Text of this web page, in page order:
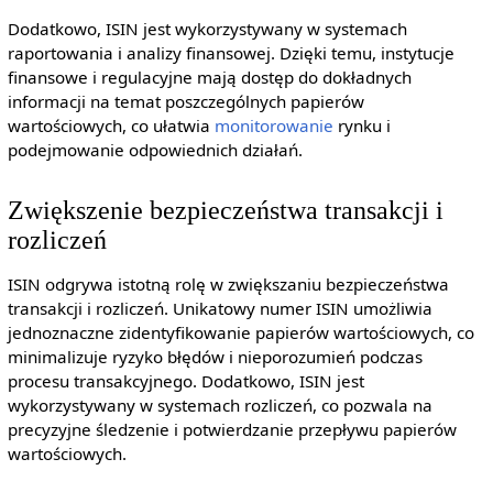
Dodatkowo, ISIN jest wykorzystywany w systemach
raportowania i analizy finansowej. Dzięki temu, instytucje
finansowe i regulacyjne mają dostęp do dokładnych
informacji na temat poszczególnych papierów
wartościowych, co ułatwia monitorowanie rynku i
podejmowanie odpowiednich działań.
Zwiększenie bezpieczeństwa transakcji i
rozliczeń
ISIN odgrywa istotną rolę w zwiększaniu bezpieczeństwa
transakcji i rozliczeń. Unikatowy numer ISIN umożliwia
jednoznaczne zidentyfikowanie papierów wartościowych, co
minimalizuje ryzyko błędów i nieporozumień podczas
procesu transakcyjnego. Dodatkowo, ISIN jest
wykorzystywany w systemach rozliczeń, co pozwala na
precyzyjne śledzenie i potwierdzanie przepływu papierów
wartościowych.